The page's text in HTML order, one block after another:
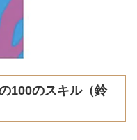
100のスキル（鈴